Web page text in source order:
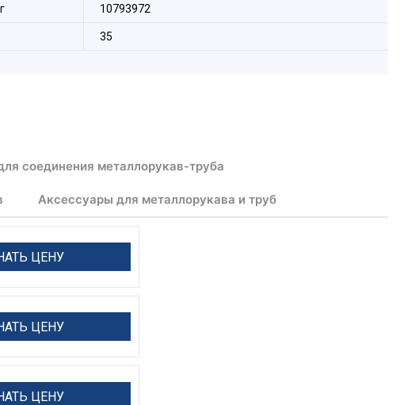
10793972
35
соединения металлорукав-труба
Аксессуары для металлорукава и труб
ЦЕНУ
ЦЕНУ
ЦЕНУ